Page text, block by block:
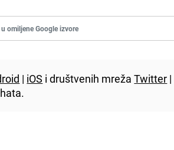
omiljene Google izvore
| iOS i društvenih mrežaTwitter |